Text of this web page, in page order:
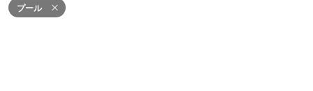
プール